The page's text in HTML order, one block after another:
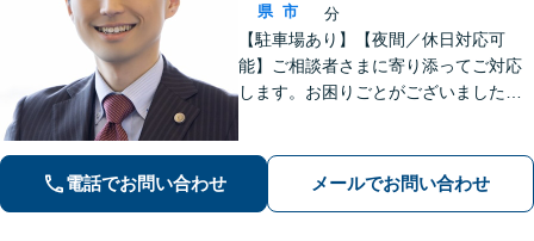
県 市
分
【駐車場あり】【夜間／休日対応可
能】ご相談者さまに寄り添ってご対応
します。お困りごとがございましたら
電話でお問い合わせ メールでお問い合わせ